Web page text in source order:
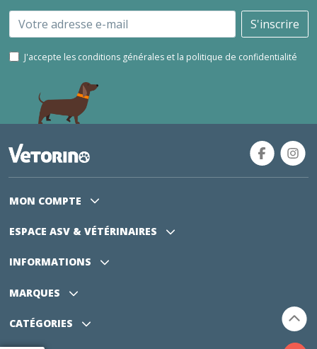
Email S'inscrire
J'accepte les conditions générales et la politique de confidentialité
MON COMPTE
ESPACE ASV & VÉTÉRINAIRES
INFORMATIONS
MARQUES
CATÉGORIES